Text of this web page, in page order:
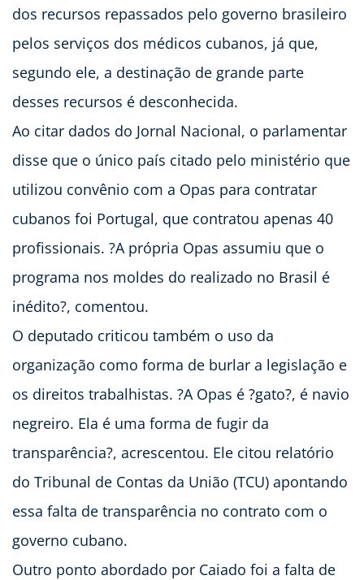
dos recursos repassados pelo governo brasileiro
pelos serviços dos médicos cubanos, já que,
segundo ele, a destinação de grande parte
desses recursos é desconhecida.
Ao citar dados do Jornal Nacional, o parlamentar
disse que o único país citado pelo ministério que
utilizou convênio com a Opas para contratar
cubanos foi Portugal, que contratou apenas 40
profissionais. ?A própria Opas assumiu que o
programa nos moldes do realizado no Brasil é
inédito?, comentou.
O deputado criticou também o uso da
organização como forma de burlar a legislação e
os direitos trabalhistas. ?A Opas é ?gato?, é navio
negreiro. Ela é uma forma de fugir da
transparência?, acrescentou. Ele citou relatório
do Tribunal de Contas da União (TCU) apontando
essa falta de transparência no contrato com o
governo cubano.
Outro ponto abordado por Caiado foi a falta de